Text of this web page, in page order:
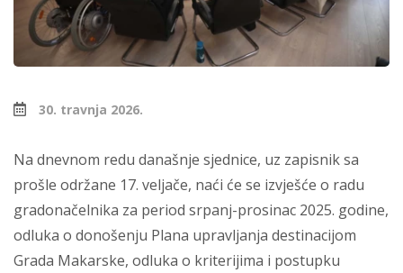
30. travnja 2026.
Na dnevnom redu današnje sjednice, uz zapisnik sa
prošle održane 17. veljače, naći će se izvješće o radu
gradonačelnika za period srpanj-prosinac 2025. godine,
odluka o donošenju Plana upravljanja destinacijom
Grada Makarske, odluka o kriterijima i postupku